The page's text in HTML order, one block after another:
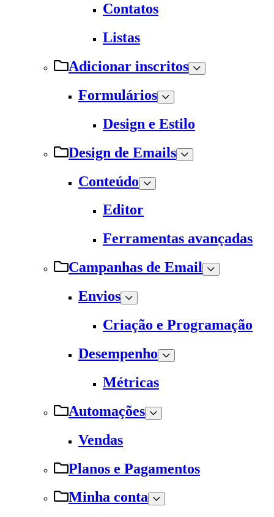
Contatos
Listas
Adicionar inscritos
Formulários
Design e Estilo
Design de Emails
Conteúdo
Editor
Ferramentas avançadas
Campanhas de Email
Envios
Criação e Programação
Desempenho
Métricas
Automações
Vendas
Planos e Pagamentos
Minha conta